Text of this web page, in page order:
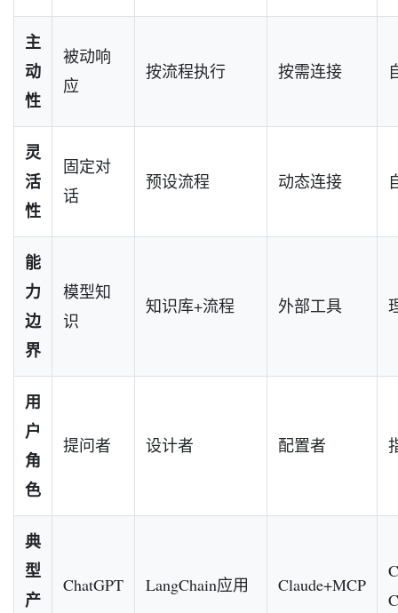
主
动
性
被动响
应
按流程执行 按需连接
灵
活
性
固定对
话
预设流程 动态连接
能
力
边
界
模型知
识
知识库+流程 外部工具
用
户
角
色
提问者 设计者 配置者
典
型
产
ChatGPT LangChain应用 Claude+MCP